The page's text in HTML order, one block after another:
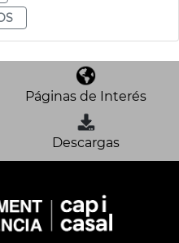
Páginas de Interés
Descargas